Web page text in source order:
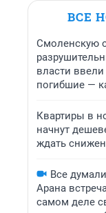
ВСЕ
Смоленскую
власти
погибшие —
Квартиры в
начнут
ждать
Все
Арана
самом деле